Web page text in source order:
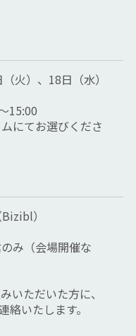
火）、18日（水）
15:00
にてお選びくださ
）
み（会場開催な
いただいた方に、
いたします。